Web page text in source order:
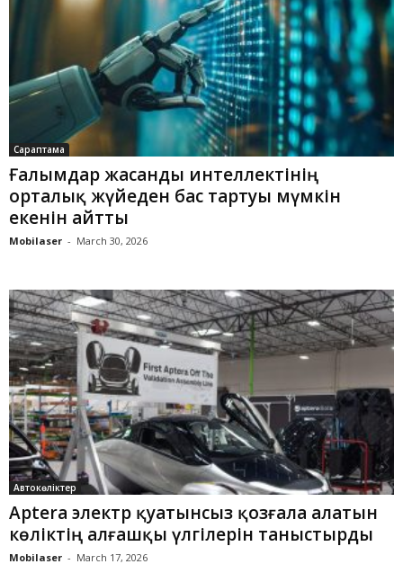
Сараптама
Ғалымдар жасанды интеллектінің
орталық жүйеден бас тартуы мүмкін
екенін айтты
Mobilaser - March 30, 2026
Автокөліктер
Aptera электр қуатынсыз қозғала алатын
көліктің алғашқы үлгілерін таныстырды
Mobilaser - March 17, 2026